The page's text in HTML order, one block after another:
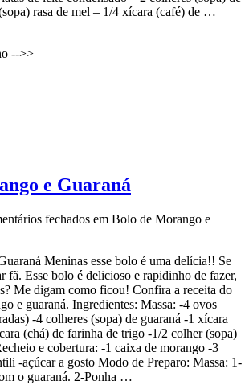
rasa de mel – 1/4 xícara (café) de …
-->>
e Guaraná
fechados em Bolo de Morango e
Meninas esse bolo é uma delícia!! Se
fã. Esse bolo é delicioso e rapidinho de fazer,
Me digam como ficou! Confira a receita do
e guaraná. Ingredientes: Massa: -4 ovos
-4 colheres (sopa) de guaraná -1 xícara
(chá) de farinha de trigo -1/2 colher (sopa)
e cobertura: -1 caixa de morango -3
-açúcar a gosto Modo de Preparo: Massa: 1-
o guaraná. 2-Ponha …